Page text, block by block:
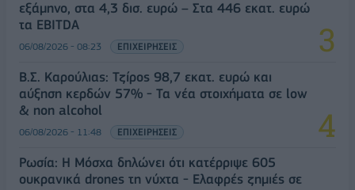
εξάμηνο, στα 4,3 δισ. ευρώ – Στα 446 εκατ. ευρώ
τα EBITDA
06/08/2026 - 08:23 ΕΠΙΧΕΙΡΗΣΕΙΣ
Β.Σ. Καρούλιας: Τζίρος 98,7 εκατ. ευρώ και
αύξηση κερδών 57% - Τα νέα στοιχήματα σε low
& non alcohol
06/08/2026 - 11:48 ΕΠΙΧΕΙΡΗΣΕΙΣ
Ρωσία: Η Μόσχα δηλώνει ότι κατέρριψε 605
ουκρανικά drones τη νύχτα - Ελαφρές ζημιές σε